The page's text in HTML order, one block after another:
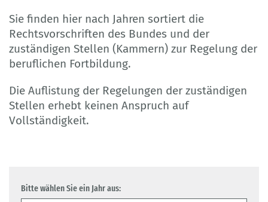
Sie finden hier nach Jahren sortiert die
Rechtsvorschriften des Bundes und der
zuständigen Stellen (Kammern) zur Regelung der
beruflichen Fortbildung.
Die Auflistung der Regelungen der zuständigen
Stellen erhebt keinen Anspruch auf
Vollständigkeit.
Bitte wählen Sie ein Jahr aus: